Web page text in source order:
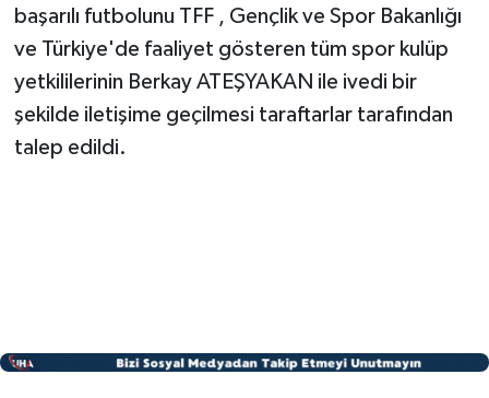
başarılı futbolunu TFF , Gençlik ve Spor Bakanlığı
ve Türkiye'de faaliyet gösteren tüm spor kulüp
yetkililerinin Berkay ATEŞYAKAN ile ivedi bir
şekilde iletişime geçilmesi taraftarlar tarafından
talep edildi.